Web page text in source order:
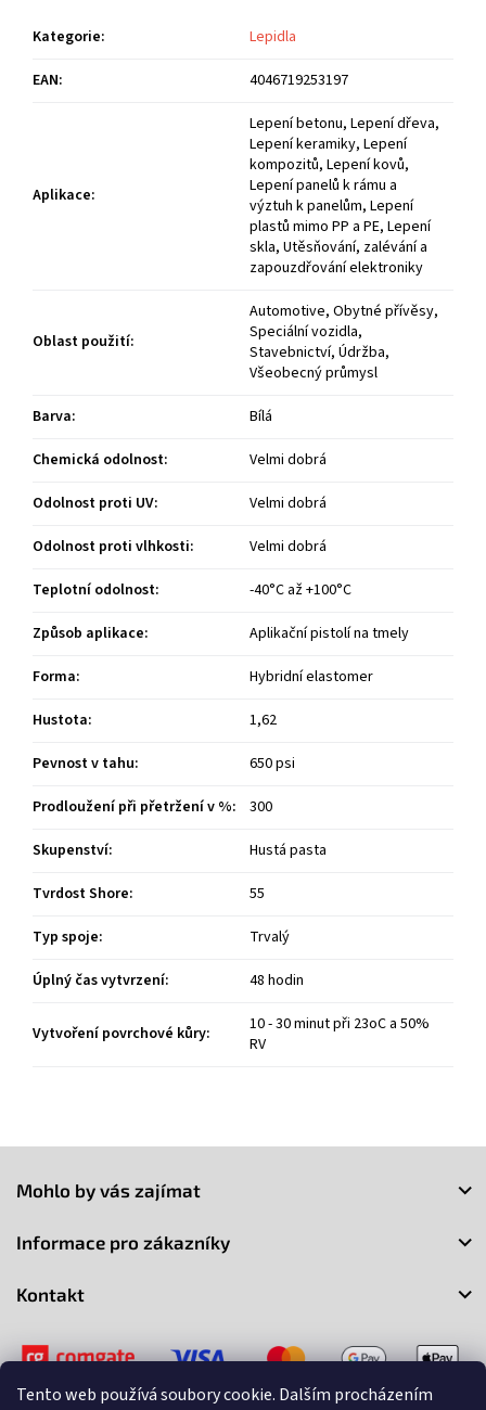
Tento web používá soubory cookie. Dalším procházením
Kategorie:
Lepidla
EAN: 4046719253197
Aplikace:
Lepení betonu, Lepení dřeva,
Lepení keramiky, Lepení
kompozitů, Lepení kovů,
Lepení panelů k rámu a
výztuh k panelům, Lepení
plastů mimo PP a PE, Lepení
skla, Utěsňování, zalévání a
zapouzdřování elektroniky
Oblast použití:
Automotive, Obytné přívěsy,
Speciální vozidla,
Stavebnictví, Údržba,
Všeobecný průmysl
Barva:
Bílá
Chemická odolnost:
Velmi dobrá
Odolnost proti UV:
Velmi dobrá
Odolnost proti vlhkosti:
Velmi dobrá
Teplotní odolnost:
-40°C až +100°C
Způsob aplikace:
Aplikační pistolí na tmely
Forma:
Hybridní elastomer
Hustota:
1,62
Pevnost v tahu:
650 psi
Prodloužení při přetržení v %:
300
Skupenství:
Hustá pasta
Tvrdost Shore:
55
Typ spoje:
Trvalý
Úplný čas vytvrzení: 48 hodin
Vytvoření povrchové kůry:
10 - 30 minut při 23oC a 50%
RV
Mohlo by vás zajímat
Informace pro zákazníky
Kontakt